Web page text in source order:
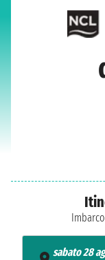
sabato 28